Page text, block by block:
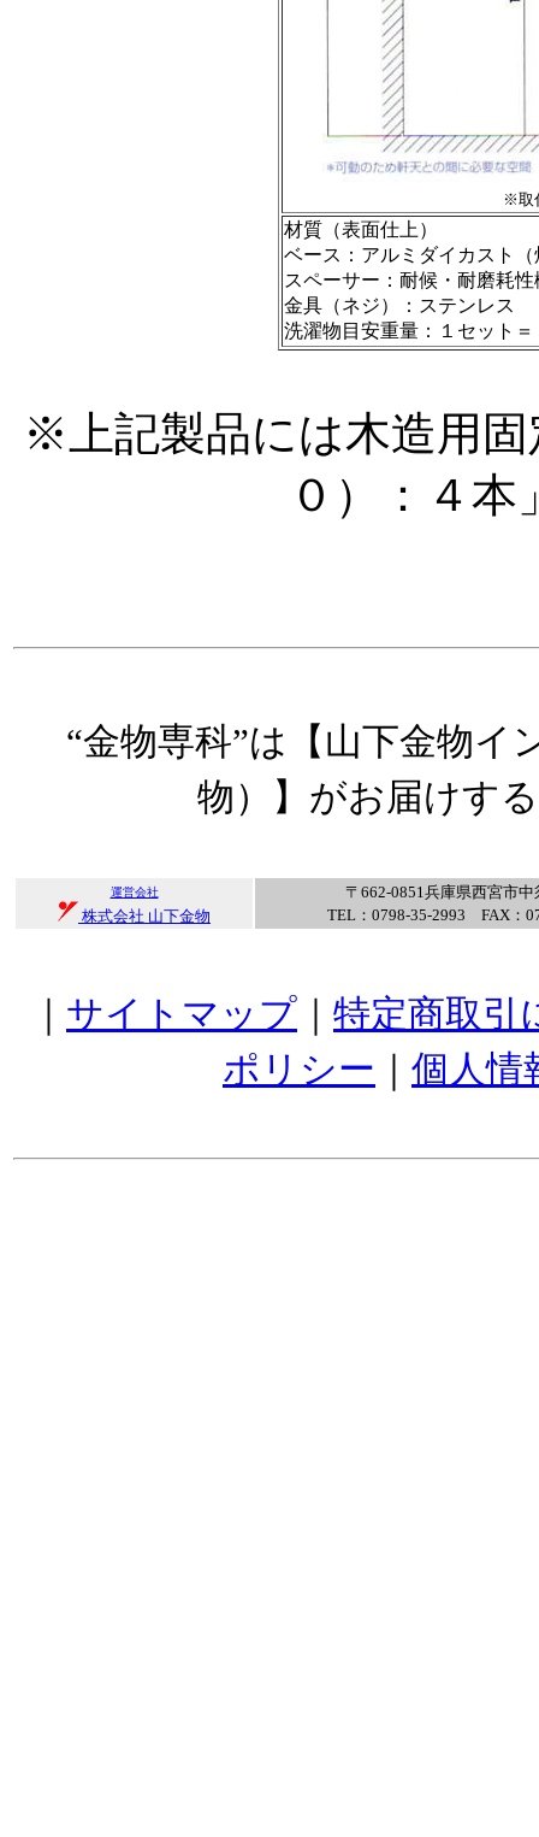
※取
材質（表面仕上）
ベース：アルミダイカスト
スペーサー：耐候・耐磨耗性
金具（ネジ）：ステンレス
洗濯物目安重量：１セット＝
※上記製品には木造用
０）：４
“金物専科”は【山下金物
物）】がお届けす
運営会社
株式会社 山下金物
〒662-0851兵庫県西宮市中
TEL：0798-35-2993 FAX：
サイトマップ
特定商取引
ポリシー
個人情